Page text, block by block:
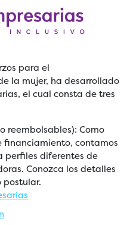
para el
la mujer, ha desarrollado
el cual consta de tres
reembolsables): Como
contamos
perfiles diferentes de
Conozca los detalles